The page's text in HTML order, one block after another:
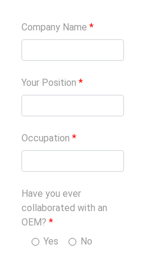
Company Name *
Your Position *
Occupation *
Have you ever
collaborated with an
OEM? *
Yes
No